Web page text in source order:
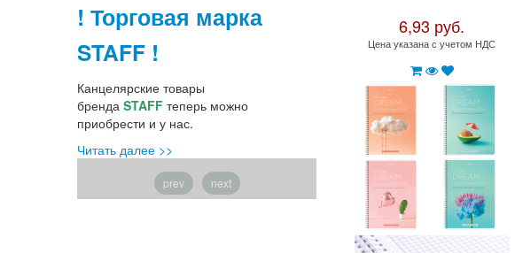
! Торговая марка
STAFF !
Канцелярские товары
бренда STAFF теперь можно
приобрести и у нас.
Читать далее >>
АРХИВА
Все необходимые товары для
функционального архивирования в
"Офис Бук" !
Читать далее >>
prev next
6,93 руб.
Цена указана с учетом НДС